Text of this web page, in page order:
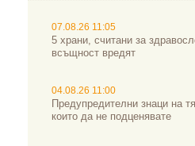
07.08.26 11:05
5 храни, считани за
всъщност вредят
04.08.26 11:00
Предупредителни знаци на
които да не подценявате